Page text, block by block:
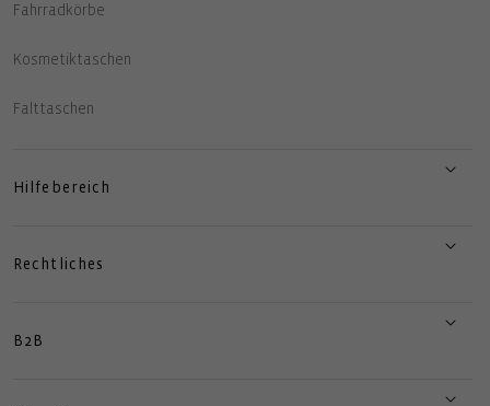
Fahrradkörbe
Kosmetiktaschen
Falttaschen
Hilfebereich
Rechtliches
B2B